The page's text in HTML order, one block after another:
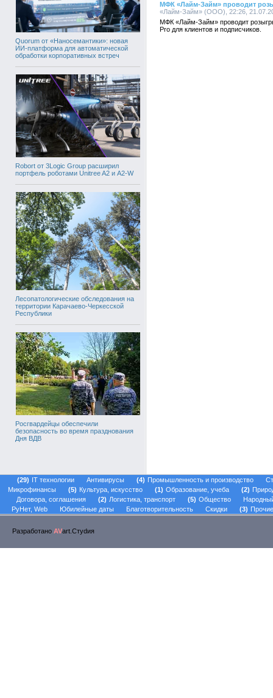
Quorum от «Наносемантики»: новая
ИИ-платформа для автоматической
обработки корпоративных встреч
Robort от 3Logic Group расширил
портфель роботами Unitree A2 и A2-W
Лесопатологические обследования на
территории Карачаево-Черкесской
Республики
Росгвардейцы обеспечили
безопасность во время празднования
Дня ВДВ
МФК «Лайм-Займ» проводит
«Лайм-Займ» (ООО), 22:26,
МФК «Лайм-Займ» проводит
Pro для клиентов и подписчиков.
29 IT технологии Антивирусы 4 Промышленность и производство
Микрофинансы
5 Культура, искусство 1 Образование, учеба 2
Договора, соглашения
2 Логистика, транспорт 5 Общество
РуНет, Web
Юбилейные даты Благотворительность Скидки 3
Разработано AVart.Стуdия